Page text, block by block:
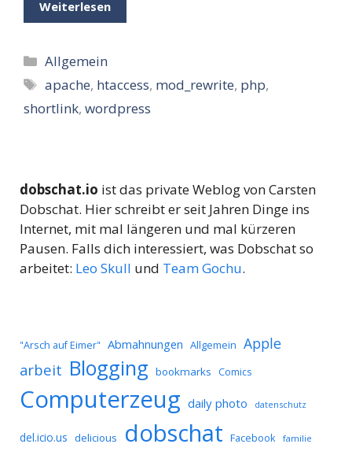
Weiterlesen
Kategorien
Allgemein
Schlagwörter
apache, htaccess, mod_rewrite, php,
shortlink, wordpress
dobschat.io ist das private Weblog von Carsten
Dobschat. Hier schreibt er seit Jahren Dinge ins
Internet, mit mal längeren und mal kürzeren
Pausen. Falls dich interessiert, was Dobschat so
arbeitet: Leo Skull und Team Gochu.
"Arsch auf Eimer" Abmahnungen Allgemein Apple
arbeit Blogging bookmarks Comics
Computerzeug daily photo datenschutz
del.icio.us delicious dobschat Facebook familie